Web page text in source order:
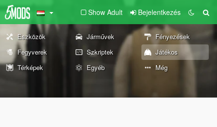
Show Adult Bejelentkezés
Eszközök Járművek
Fényezések
Fegyverek
Szkriptek
Játékos
Térképek
Egyéb Még